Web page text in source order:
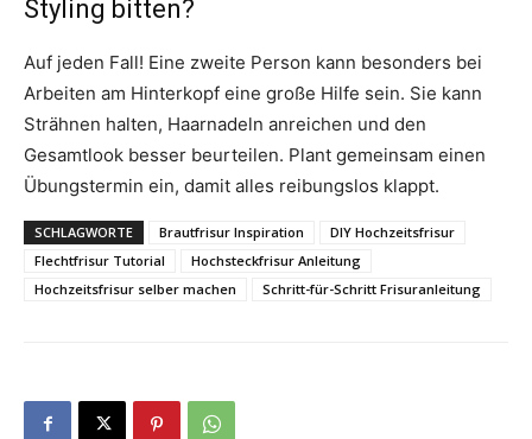
Styling bitten?
Auf jeden Fall! Eine zweite Person kann besonders bei
Arbeiten am Hinterkopf eine große Hilfe sein. Sie kann
Strähnen halten, Haarnadeln anreichen und den
Gesamtlook besser beurteilen. Plant gemeinsam einen
Übungstermin ein, damit alles reibungslos klappt.
SCHLAGWORTE Brautfrisur Inspiration
DIY Hochzeitsfrisur
Flechtfrisur Tutorial
Hochsteckfrisur Anleitung
Hochzeitsfrisur selber machen
Schritt-für-Schritt Frisuranleitung